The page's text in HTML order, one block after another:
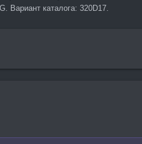
Вариант каталога: 320D17.